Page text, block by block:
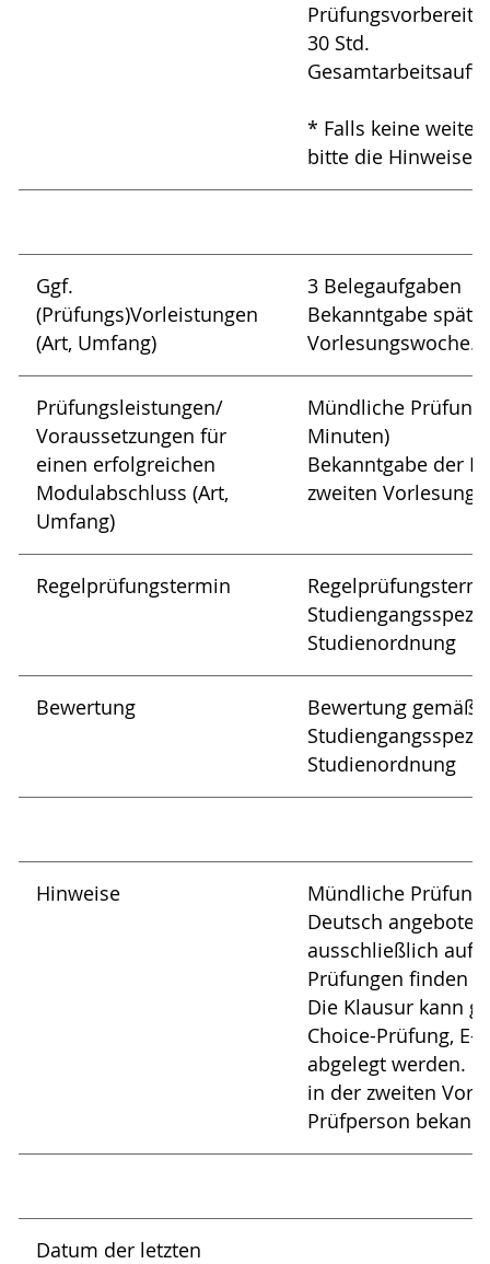
30 Std.
* Falls keine
bitte die Hinweise
Ggf.
(Prüfungs)Vorleistungen
(Art, Umfang)
3 Belegaufgaben
Bekanntgabe
Vorlesungswoche.
Prüfungsleistungen/
Voraussetzungen für
einen erfolgreichen
Modulabschluss (Art,
Umfang)
Mündliche Prüfung
Minuten)
Bekanntgabe der
zweiten
Regelprüfungstermin
Studienordnung
Bewertung
Bewertung gemäß
Studienordnung
Hinweise
Mündliche
Deutsch
ausschließlich auf
Prüfungen finden
Die Klausur kann
Choice-Prüfung, E-
abgelegt werden.
in der zweiten
Prüfperson
Datum der letzten